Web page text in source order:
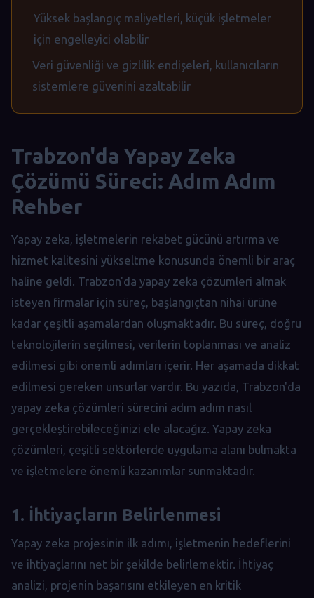
Yüksek başlangıç maliyetleri, küçük işletmeler
için engelleyici olabilir
Veri güvenliği ve gizlilik endişeleri, kullanıcıların
sistemlere güvenini azaltabilir
Trabzon'da Yapay Zeka
Çözümü Süreci: Adım Adım
Rehber
Yapay zeka, işletmelerin rekabet gücünü artırma ve
hizmet kalitesini yükseltme konusunda önemli bir araç
haline geldi. Trabzon'da yapay zeka çözümleri almak
isteyen firmalar için süreç, başlangıçtan nihai ürüne
kadar çeşitli aşamalardan oluşmaktadır. Bu süreç, doğru
teknolojilerin seçilmesi, verilerin toplanması ve analiz
edilmesi gibi önemli adımları içerir. Her aşamada dikkat
edilmesi gereken unsurlar vardır. Bu yazıda, Trabzon'da
yapay zeka çözümleri sürecini adım adım nasıl
gerçekleştirebileceğinizi ele alacağız. Yapay zeka
çözümleri, çeşitli sektörlerde uygulama alanı bulmakta
ve işletmelere önemli kazanımlar sunmaktadır.
1. İhtiyaçların Belirlenmesi
Yapay zeka projesinin ilk adımı, işletmenin hedeflerini
ve ihtiyaçlarını net bir şekilde belirlemektir. İhtiyaç
analizi, projenin başarısını etkileyen en kritik